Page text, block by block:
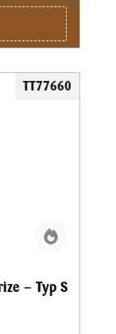
TT77660
– Typ S